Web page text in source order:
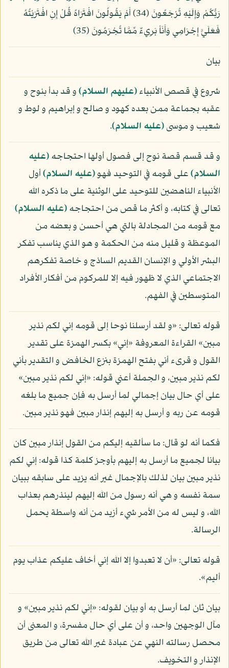
رَبُّكُمْ وَإِلَيْهِ تُرْجَعُونَ (34) أَمْ يَقُولُونَ افْتَرَاهُ قُلْ إِنِ افْتَرَيْتُهُ
فَعَلَيَّ إِجْرَامِي وَأَنَاْ بَرِيءٌ مِّمَّا تُجْرَمُونَ (35)
بيان
شروع في قصص الأنبياء(عليهم السلام)و قد بدأ بنوح و
عقبه بجماعة ممن بعده كهود و صالح و إبراهيم و لوط و
شعيب و موسى(عليه السلام).
و قد قسم قصة نوح إلى فصول أولها احتجاجه(عليه
السلام)على قومه في التوحيد فهو(عليه السلام)أول
الأنبياء الناهضين للتوحيد على الوثنية على ما ذكره الله
تعالى في كتابه، و أكثر ما قص من احتجاجه(عليه السلام)
مع قومه من المجادلة بالتي هي أحسن و بعضه من
الموعظة و قليل منه من الحكمة و هو الذي يناسب تفكر
البشر الأولي و الإنسان القديم الساذج و خاصة تفكرهم
الاجتماعي الذي لا ظهور فيه إلا للمركوم من أفكار الأفراد
المتوسطين في الفهم.
قوله تعالى: «و لقد أرسلنا نوحا إلى قومه إني لكم نذير
مبين» القراءة المعروفة «إني» بكسر الهمزة على تقدير
القول و قرىء أني بفتح الهمزة بنزع الخافض و التقدير بأني
لكم نذير مبين، و الجملة أعني قوله: «إني لكم نذير مبين»
على أي حال بيان إجمالي لما أرسل به فإن جميع ما بلغه
قومه عن ربه و أرسل به إليهم إنذار مبين فهو نذير مبين.
فكما أنه لو قال: ما سألقيه إليكم من القول إنذار مبين كان
بيانا لجميع ما أرسل به إليهم بأوجز كلمة كذا قوله: إني لكم
نذير مبين بيان لذلك بالإجمال غير أنه يزيد على سابقه ببيان
سمة نفسه و هي أنه رسول من الله إليهم لينذرهم بعذاب
الله، و ليس له من الأمر شيء أزيد من أنه واسطة يحمل
الرسالة.
قوله تعالى: «أن لا تعبدوا إلا الله إني أخاف عليكم عذاب يوم
أليم».
بيان ثان لما أرسل به أو بيان لقوله: «إني لكم نذير مبين» و
مآل الوجهين واحد، و أن على أي حال مفسرة، و المعنى أن
محصل رسالته النهي عن عبادة غير الله تعالى من طريق
الإنذار و التخويف.